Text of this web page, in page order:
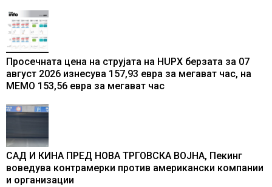
Просечната цена на струјата на HUPX берзата за 07
август 2026 изнесува 157,93 евра за мегават час, на
МЕМО 153,56 евра за мегават час
САД И КИНА ПРЕД НОВА ТРГОВСКА ВОЈНА, Пекинг
воведува контрамерки против американски компании
и организации